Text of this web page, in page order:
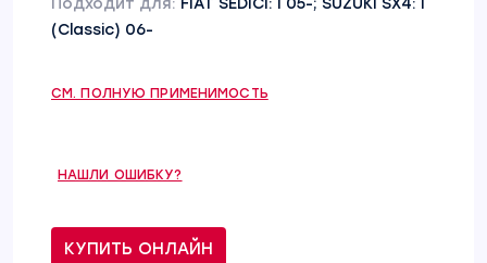
Подходит для: FIAT SEDICI: I 05-; SUZUKI SX4: I
(Classic) 06-
СМ. ПОЛНУЮ ПРИМЕНИМОСТЬ
НАШЛИ ОШИБКУ?
КУПИТЬ ОНЛАЙН